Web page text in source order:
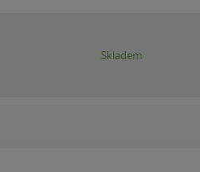
Skladem